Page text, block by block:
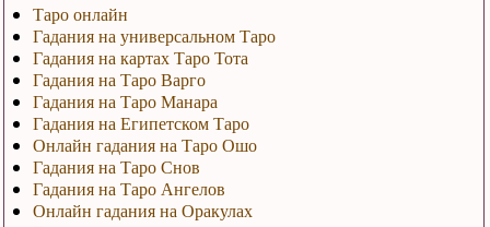
Таро онлайн
Гадания на универсальном Таро
Гадания на картах Таро Тота
Гадания на Таро Варго
Гадания на Таро Манара
Гадания на Египетском Таро
Онлайн гадания на Таро Ошо
Гадания на Таро Снов
Гадания на Таро Ангелов
Онлайн гадания на Оракулах